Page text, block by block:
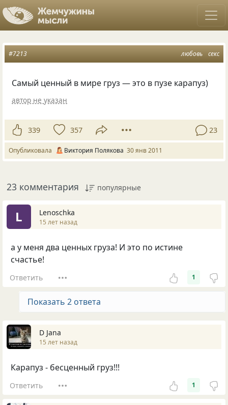
любовь секс
#7213
Самый ценный в мире груз — это в пузе карапуз)
автор не указан
339 357 23
Опубликовала Виктория Полякова 30 янв 2011
23 комментария популярные
L Lenoschka
15 лет назад
а у меня два ценных груза! И это по истине
счастье!
Ответить 1
Показать 2 ответа
D Jana
15 лет назад
Карапуз - бесценный груз!!!
Ответить 1